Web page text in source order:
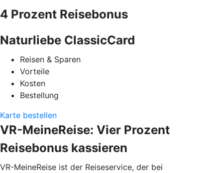
4 Prozent Reisebonus
Naturliebe ClassicCard
Reisen & Sparen
Vorteile
Kosten
Bestellung
Karte bestellen
VR-MeineReise: Vier Prozent
Reisebonus kassieren
VR-MeineReise ist der Reiseservice, der bei